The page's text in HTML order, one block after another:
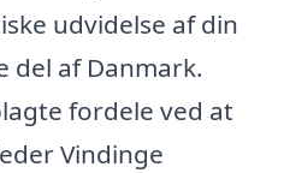
udvidelse af din
del af Danmark.
fordele ved at
Vindinge